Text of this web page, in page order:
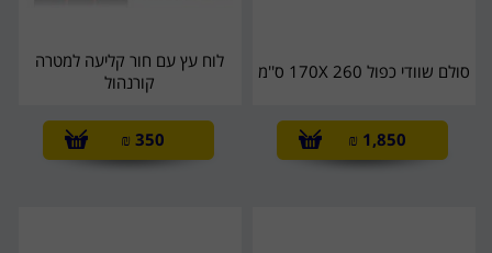
סולם שוודי כפול 170X 260 ס''מ
1,850
₪
לוח עץ עם חור קליעה למטרה
קורנהול
350
₪